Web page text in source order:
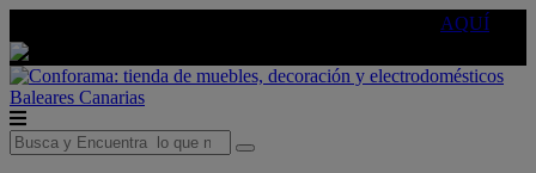
AQUÍ
Baleares Canarias